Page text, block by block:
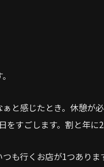
と感じたとき。休憩が
すごします。割と年に2
も行くお店が1つありま